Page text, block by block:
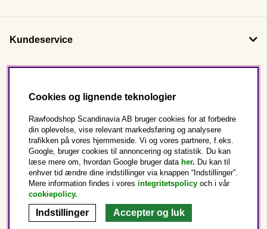
Kundeservice
Dette er Rawfoodshop
Danmark
Cookies og lignende teknologier
Rawfoodshop Scandinavia AB bruger cookies for at forbedre
din oplevelse, vise relevant markedsføring og analysere
trafikken på vores hjemmeside. Vi og vores partnere, f.eks.
Google, bruger cookies til annoncering og statistik. Du kan
læse mere om, hvordan Google bruger data her. Du kan til
enhver tid ændre dine indstillinger via knappen “Indstillinger”.
Mere information findes i vores integritetspolicy och i vår
cookiepolicy.
Indstillinger Accepter og luk